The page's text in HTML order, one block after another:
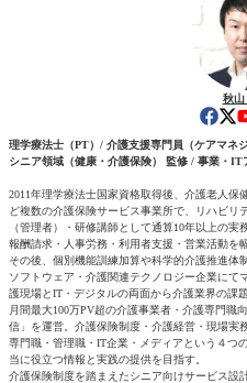
秋山
理学療法士（PT）/ 介護支援専門員（ケアマネジ
シニア領域（健康・介護保険） 監修 / 事業・IT
2011年理学療法士国家資格取得後、介護老人
ど複数の介護保険サービス事業所で、リハビリ
（管理者）・研修講師として通算10年以上の
報酬請求・人事労務・利用者支援・営業活動を
その後、個別機能訓練加算や科学的介護推進体
ソフトウェア・介護関連テクノロジー企業にて
護現場とIT・デジタルの両面から介護業界の課題
月間最大100万PV超の介護事業者・介護専門職
信」を運営。介護保険制度・介護経営・現場実
専門職・管理職・IT企業・メディアという４つ
当に役立つ情報と実践の提供を目指す。
介護保険制度を踏まえたシニア向けサービス設